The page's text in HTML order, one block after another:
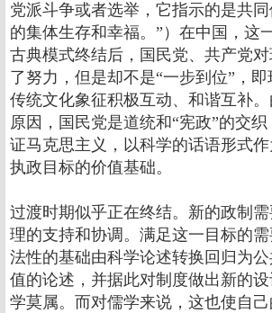
党派斗争或者选举，它指示的是共
的集体生存和幸福。”）在中国，这
古典模式终结后，国民党、共产党
了努力，但是却不是“一步到位”，
传统文化象征积极互动、和谐互补
原因，国民党是道统和“宪政”的交织
证马克思主义，以科学的话语形式作
执政目标的价值基础。
过渡时期似乎正在终结。新的政制
理的支持和协调。满足这一目标的
法性的基础由科学论述转换回归为
值的论述，并据此对制度做出新的
学莫属。而对儒学来说，这也使自